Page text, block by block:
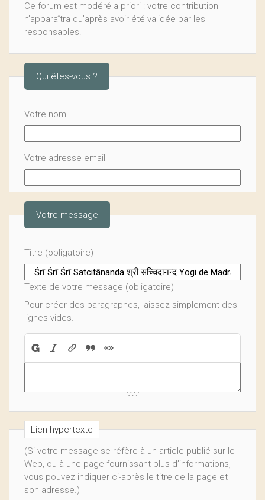
Ce forum est modéré a priori : votre contribution
n’apparaîtra qu’après avoir été validée par les
responsables.
Qui êtes-vous ?
Votre nom
Votre adresse email
Votre message
Titre (obligatoire)
Texte de votre message (obligatoire)
Pour créer des paragraphes, laissez simplement des
lignes vides.
Lien hypertexte
(Si votre message se réfère à un article publié sur le
Web, ou à une page fournissant plus d’informations,
vous pouvez indiquer ci-après le titre de la page et
son adresse.)